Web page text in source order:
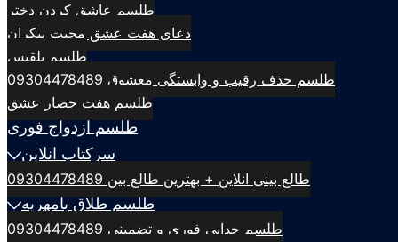
طلسم عاشق کردن دختر
دعای هفت عشق محبت بیکران
طلسم بلقيس
طلسم حذف رقیب و وابستگی معشوق 09304478489
طلسم هفت حصار عشق
طلسم ازدواج فوری
سرکتاب انلاین
طالع بینی انلاین + بهترین طالع بین 09304478489
طلسم طلاق بامهریه
طلسم جدایی فوری و تضمینی 09304478489